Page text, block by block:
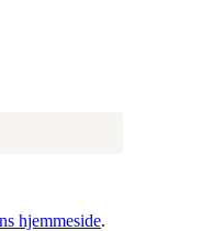
hjemmeside.